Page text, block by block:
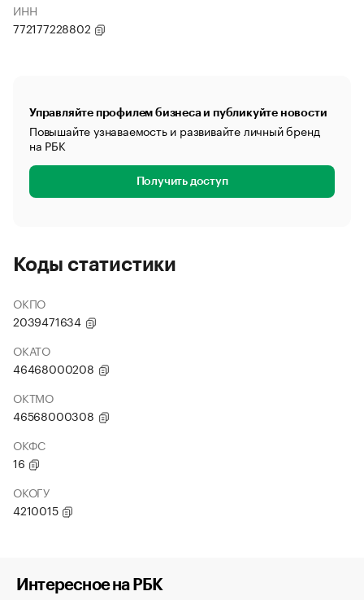
ИНН
772177228802
Управляйте профилем бизнеса и публикуйте новости
Повышайте узнаваемость и развивайте личный бренд
на РБК
Получить доступ
Коды статистики
ОКПО
2039471634
ОКАТО
46468000208
ОКТМО
46568000308
ОКФС
16
ОКОГУ
4210015
Интересное на РБК